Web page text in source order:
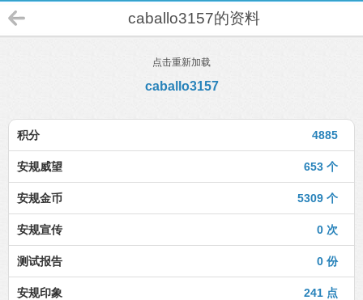
caballo3157的资料
点击重新加载
caballo3157
4885
积分
653 个
安规威望
5309 个
安规金币
0 次
安规宣传
0 份
测试报告
241 点
安规印象